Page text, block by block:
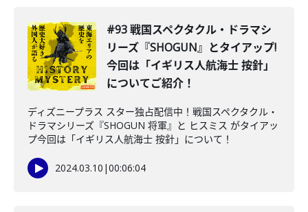
#93 戦国スペクタクル・ドラマシ
リーズ『SHOGUN』とタイアップ!
今回は「イギリス人航海士 按針」
についてご紹介！
ディズニープラス スター独占配信中！戦国スペクタクル・
ドラマシリーズ『SHOGUN 将軍』と ヒスミス がタイアッ
プ今回は「イギリス人航海士 按針」について！
2024.03.10 |00:06:04